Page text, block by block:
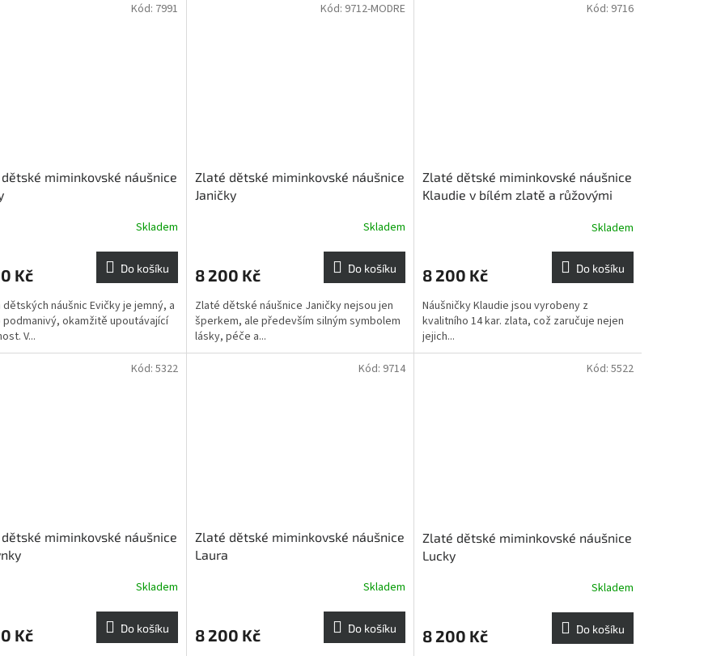
miminkovské náušnice
Skladem
Kč Do košíku
dětských náušnic Evičky je jemný, a
okamžitě upoutávající
V...
Kód: 7991
Zlaté dětské miminkovské náušnice
Janičky
Skladem
8 200 Kč Do košíku
Zlaté dětské náušnice Janičky nejsou jen
šperkem, ale především silným symbolem
lásky, péče a...
Kód: 9712-MODRE
Zlaté dětské miminkovské náušnice
Klaudie v bílém zlatě a růžovými
Skladem
8 200 Kč Do košíku
Náušničky Klaudie jsou vyrobeny z
kvalitního 14 kar. zlata, což zaručuje nejen
jejich...
Kód: 9716
miminkovské náušnice
Skladem
Kč Do košíku
Kód: 5322
Zlaté dětské miminkovské náušnice
Laura
Skladem
8 200 Kč Do košíku
Kód: 9714
Zlaté dětské miminkovské náušnice
Lucky
Skladem
8 200 Kč Do košíku
Kód: 5522